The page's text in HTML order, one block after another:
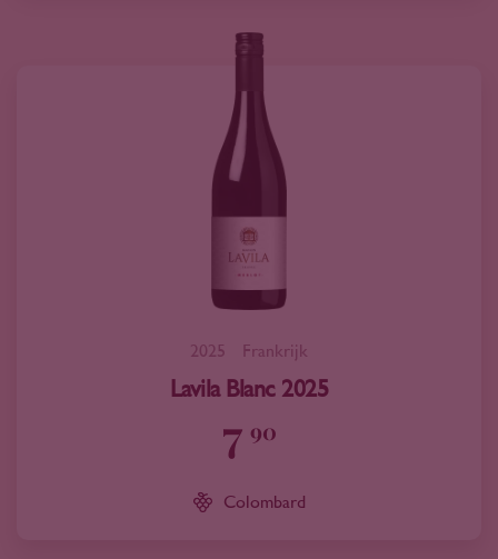
2025 Frankrijk
Lavila Blanc 2025
7 90
Colombard